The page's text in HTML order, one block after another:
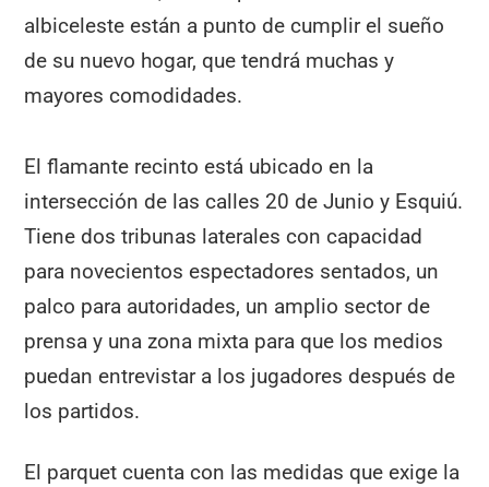
albiceleste están a punto de cumplir el sueño
de su nuevo hogar, que tendrá muchas y
mayores comodidades.
El flamante recinto está ubicado en la
intersección de las calles 20 de Junio y Esquiú.
Tiene dos tribunas laterales con capacidad
para novecientos espectadores sentados, un
palco para autoridades, un amplio sector de
prensa y una zona mixta para que los medios
puedan entrevistar a los jugadores después de
los partidos.
El parquet cuenta con las medidas que exige la